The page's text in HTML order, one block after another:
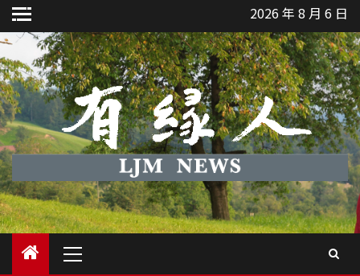
Skip
to
content
2026 年 8 月 6 日
Menu